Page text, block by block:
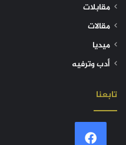
مقابلات
مقالات
ميديا
أدب وترفيه
تابعنا